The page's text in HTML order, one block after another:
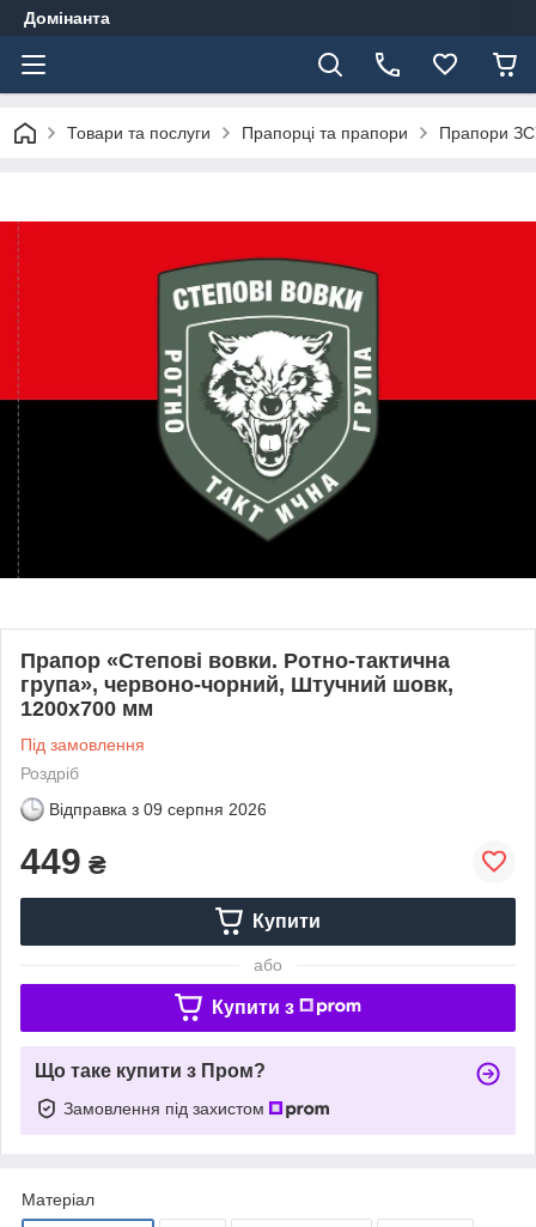
Домінанта
Товари та послуги Прапорці та прапори Прапори
Прапор «Степові вовки. Ротно-тактична
група», червоно-чорний, Штучний шовк,
1200х700 мм
Під замовлення
Роздріб
Відправка з 09 серпня 2026
449 ₴
Купити
або
Купити з
Що таке купити з Пром?
Замовлення під захистом
Матеріал